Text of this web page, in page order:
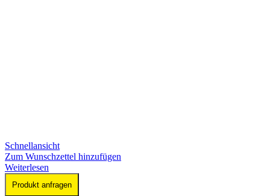
Schnellansicht
Zum Wunschzettel hinzufügen
Weiterlesen
Produkt anfragen